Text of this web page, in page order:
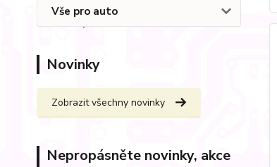
Vše pro auto
Novinky
Zobrazit všechny novinky
Nepropásněte novinky, akce